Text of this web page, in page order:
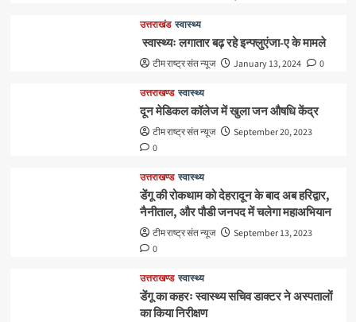
उत्तराखंड स्वास्थ्य
स्वास्थ्यः लगातार बढ़ रहे इन्फ्लुएंजा-ए के मामले
टीम राष्ट्र संत न्यूज January 13, 2024 0
उत्तराखण्ड स्वास्थ्य
दून मेडिकल कॉलेज में खुला जन औषधि केंद्र
टीम राष्ट्र संत न्यूज
September 20, 2023
0
उत्तराखण्ड स्वास्थ्य
डेंगू की रोकथाम को देहरादून के बाद अब हरिद्वार,
नैनीताल, और पौडी जनपद में चलेगा महाअभियान
टीम राष्ट्र संत न्यूज
September 13, 2023
0
उत्तराखण्ड स्वास्थ्य
डेंगू का कहरः स्वास्थ्य सचिव डाक्टर ने अस्पतालों
का किया निरीक्षण